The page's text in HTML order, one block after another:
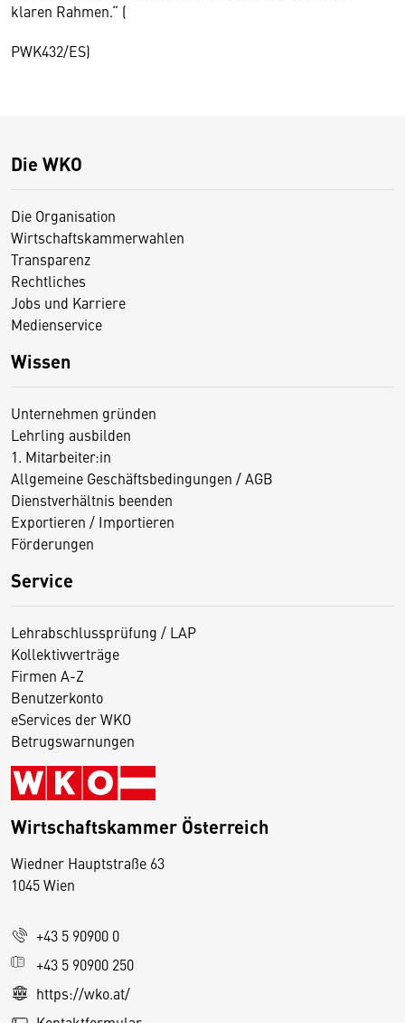
klaren Rahmen.“ (
PWK432/ES)
Die WKO
Die Organisation
Wirtschaftskammerwahlen
Transparenz
Rechtliches
Jobs und Karriere
Medienservice
Wissen
Unternehmen gründen
Lehrling ausbilden
1. Mitarbeiter:in
Allgemeine Geschäftsbedingungen / AGB
Dienstverhältnis beenden
Exportieren / Importieren
Förderungen
Service
Lehrabschlussprüfung / LAP
Kollektivverträge
Firmen A-Z
Benutzerkonto
eServices der WKO
Betrugswarnungen
Wirtschaftskammer Österreich
Wiedner Hauptstraße 63
1045 Wien
+43 5 90900 0
+43 5 90900 250
https://wko.at/
D
s
e
S
e